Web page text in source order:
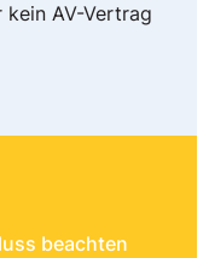
AV-Vertrag
beachten